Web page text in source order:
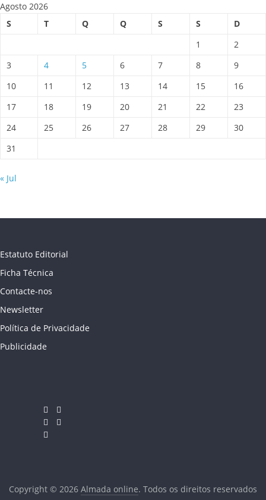
Agosto 2026
S
T Q Q S S
D
1
2
3
4 5 6 7 8
9
10
11 12 13 14 15
16
17
18 19 20 21 22
23
24
25 26 27 28 29
30
31
« Jul
Estatuto Editorial
Ficha Técnica
Contacte-nos
Newsletter
Política de Privacidade
Publicidade
Copyright © 2026 Almada online. Todos os direitos reservados